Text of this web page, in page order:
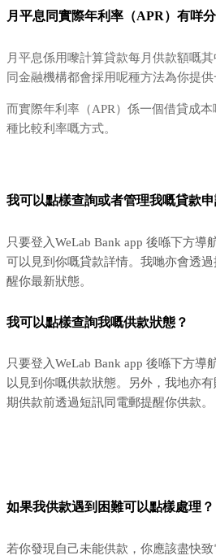
月平息同實際年利率（APR）有咩
月平息係用嚟計算貸款每月供款額嘅
同金融機構都會採用呢種方法為你提供
而實際年利率（APR）係一個借貸成
種比較利率嘅方式。
我可以點樣查詢或者管理我嘅貸款申
只要登入WeLab Bank app 後喺下方導
可以見到你嘅貸款詳情。我哋亦會透
醒你最新狀態。
我可以點樣查詢我嘅供款狀態？
只要登入WeLab Bank app 後喺下方導
以見到你嘅供款狀態。另外，我地亦
期供款前透過短訊同電郵提醒你供款。
如果我供款遇到困難可以點樣處理？
若你發現自己未能供款，你應該盡快